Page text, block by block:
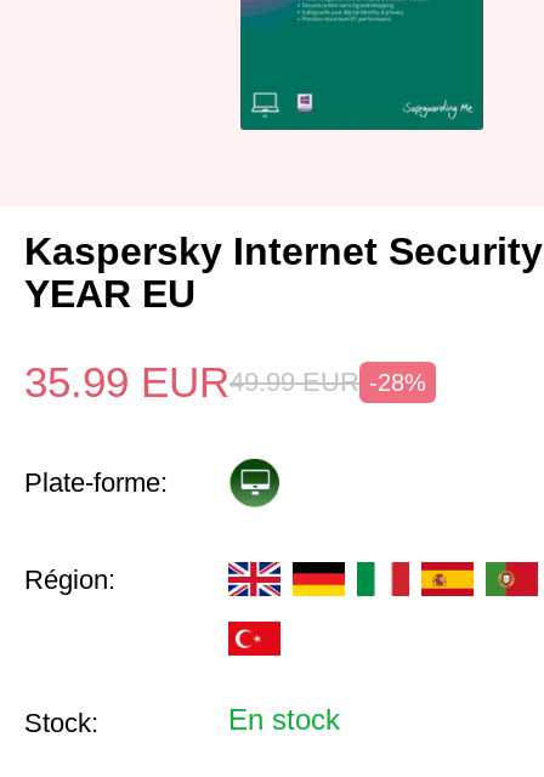
Kaspersky Internet
YEAR EU
35.99 EUR49.99 EUR -28%
Plate-forme:
Région:
Stock: En stock